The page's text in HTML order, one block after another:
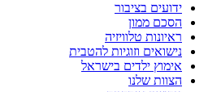
ידועים בציבור
הסכם ממון
ראיונות טלוויזיה
נישואים וזוגיות להטבית
אימוץ ילדים בישראל
הצוות שלנו